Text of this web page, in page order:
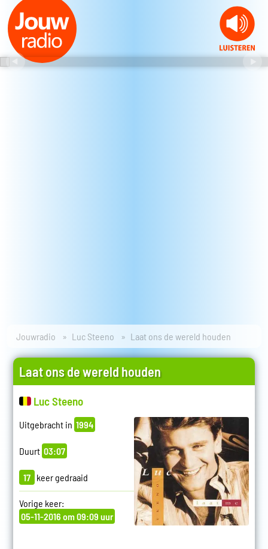
Jouwradio Luc Steeno Laat ons de wereld houden
Laat ons de wereld houden
Luc Steeno
Uitgebracht in 1994
Duurt 03:07
17 keer gedraaid
Vorige keer:
05-11-2016 om 09:09 uur